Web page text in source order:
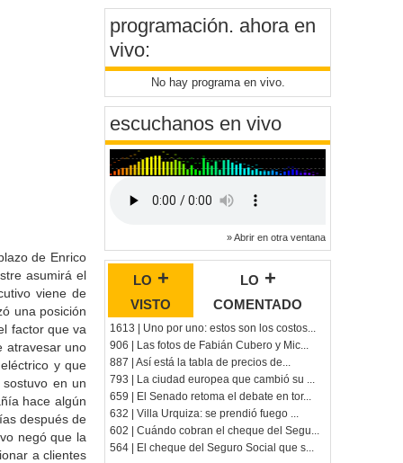
de Enrico
asumirá el
viene de
una posición
factor que va
atravesar uno
y que
en un
hace algún
después de
negó que la
a clientes
programación. ahora en
vivo:
No hay programa en vivo.
escuchanos en vivo
» Abrir en otra ventana
lo +
visto
lo +
comentado
1613 | Uno por uno: estos son los costos...
906 | Las fotos de Fabián Cubero y Mic...
887 | Así está la tabla de precios de...
793 | La ciudad europea que cambió su ...
659 | El Senado retoma el debate en tor...
632 | Villa Urquiza: se prendió fuego ...
602 | Cuándo cobran el cheque del Segu...
564 | El cheque del Seguro Social que s...